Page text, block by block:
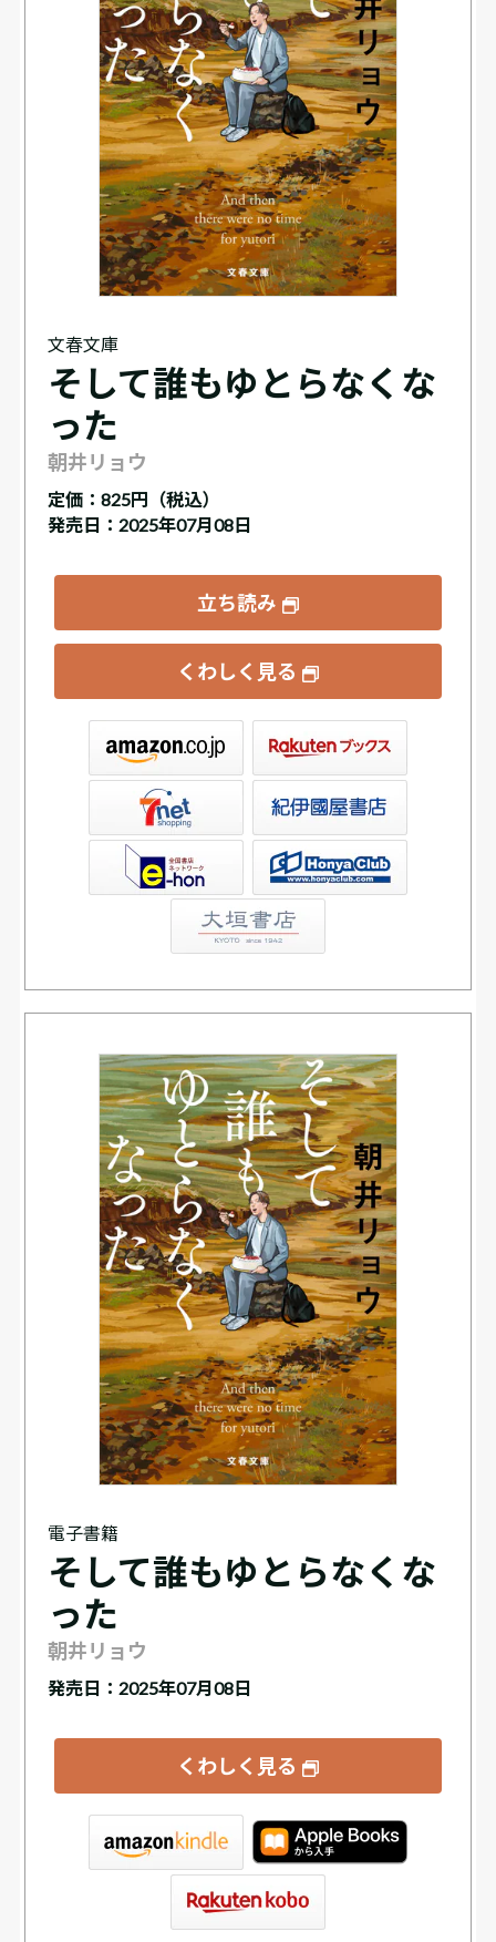
文春文庫
そして誰もゆとらなくな
った
朝井リョウ
定価： 825円（税込）
発売日：2025年07月08日
立ち読み
くわしく見る
書店ウェブストア
電子書籍
そして誰もゆとらなくな
った
朝井リョウ
発売日：2025年07月08日
くわしく見る